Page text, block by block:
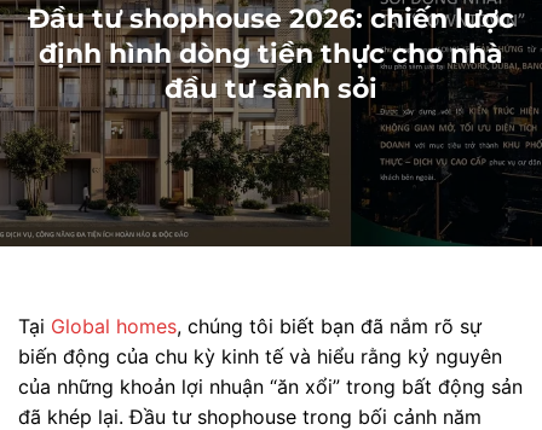
Đầu tư shophouse 2026: chiến lược
định hình dòng tiền thực cho nhà
đầu tư sành sỏi
Tại Global homes, chúng tôi biết bạn đã nắm rõ sự
biến động của chu kỳ kinh tế và hiểu rằng kỷ nguyên
của những khoản lợi nhuận “ăn xổi” trong bất động sản
đã khép lại. Đầu tư shophouse trong bối cảnh năm